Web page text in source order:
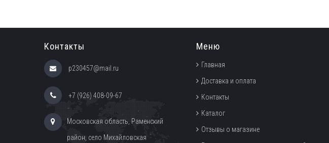
Контакты
p230457@mail.ru
+7 (926) 408-09-67
Московская область, Раменский
район, село Михайловская
Меню
Главная
Доставка и оплата
Контакты
Каталог
Отзывы о магазине